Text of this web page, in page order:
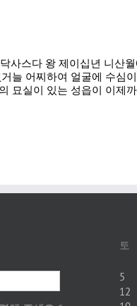
사스다 왕 제이십년 니산
늘 어찌하여 얼굴에 수심
묘실이 있는 성읍이 이제
토
5
12